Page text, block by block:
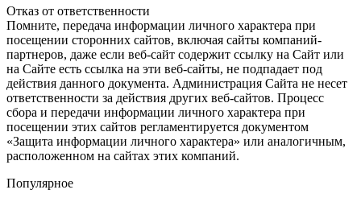
Отказ от ответственности
Помните, передача информации личного характера при
посещении сторонних сайтов, включая сайты компаний-
партнеров, даже если веб-сайт содержит ссылку на Сайт или
на Сайте есть ссылка на эти веб-сайты, не подпадает под
действия данного документа. Администрация Сайта не несет
ответственности за действия других веб-сайтов. Процесс
сбора и передачи информации личного характера при
посещении этих сайтов регламентируется документом
«Защита информации личного характера» или аналогичным,
расположенном на сайтах этих компаний.
Популярное